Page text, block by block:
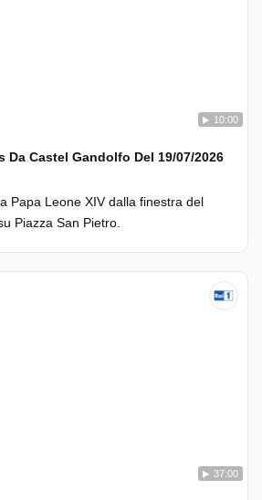
10:00
Da Castel Gandolfo Del 19/07/2026
Papa Leone XIV dalla finestra del
Piazza San Pietro.
37:00